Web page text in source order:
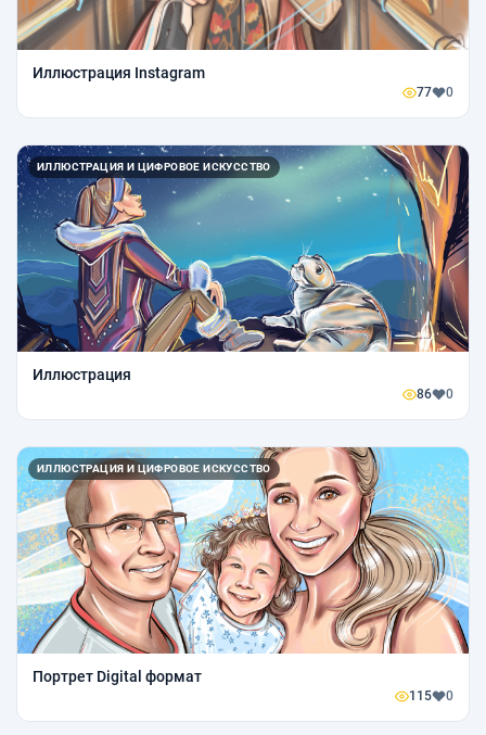
Иллюстрация Instagram
77 0
ИЛЛЮСТРАЦИЯ И ЦИФРОВОЕ ИСКУССТВО
Иллюстрация
86 0
ИЛЛЮСТРАЦИЯ И ЦИФРОВОЕ ИСКУССТВО
Портрет Digital формат
115 0